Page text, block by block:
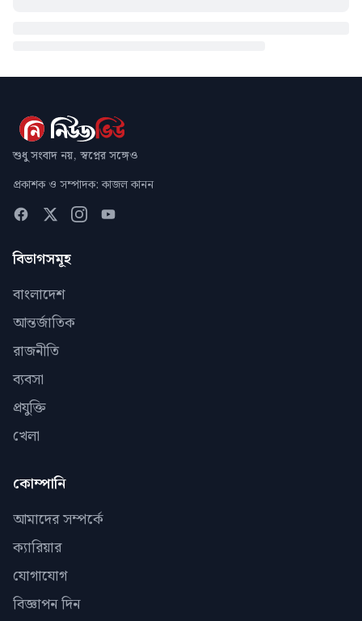
শুধু সংবাদ নয়, স্বপ্নের সঙ্গেও
প্রকাশক ও সম্পাদক: কাজল কানন
বিভাগসমূহ
বাংলাদেশ
আন্তর্জাতিক
রাজনীতি
ব্যবসা
প্রযুক্তি
খেলা
কোম্পানি
আমাদের সম্পর্কে
ক্যারিয়ার
যোগাযোগ
বিজ্ঞাপন দিন